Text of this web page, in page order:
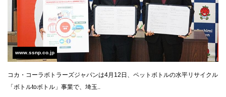
www.ssnp.co.jp
コカ・コーラボトラーズジャパンは4月12日、ペットボトルの水平リサイクル
「ボトルtoボトル」事業で、埼玉..